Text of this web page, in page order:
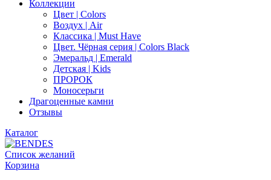
Коллекции
Цвет | Colors
Воздух | Air
Классика | Must Have
Цвет. Чёрная серия | Colors Black
Эмеральд | Emerald
Детская | Kids
ПРОРОК
Моносерьги
Драгоценные камни
Отзывы
Каталог
Список желаний
Корзина